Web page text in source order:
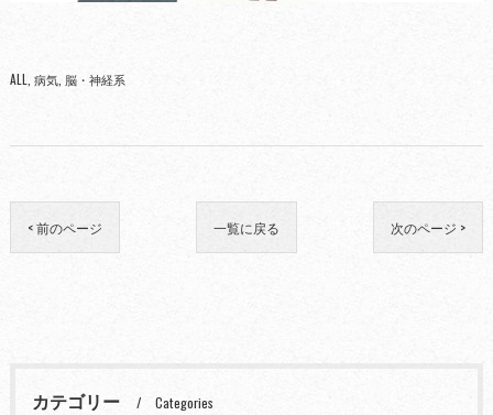
ALL 病気 脳・神経系
< 前のページ 一覧に戻る 次のページ >
カテゴリー Categories